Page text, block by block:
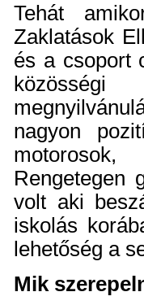
Tehát
Zaklatások
és a csoport
nagyon
Rengetegen
volt aki
iskolás
lehetőség a
Mik